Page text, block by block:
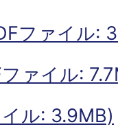
ファイル:
ァイル:
ル: 3.9MB)